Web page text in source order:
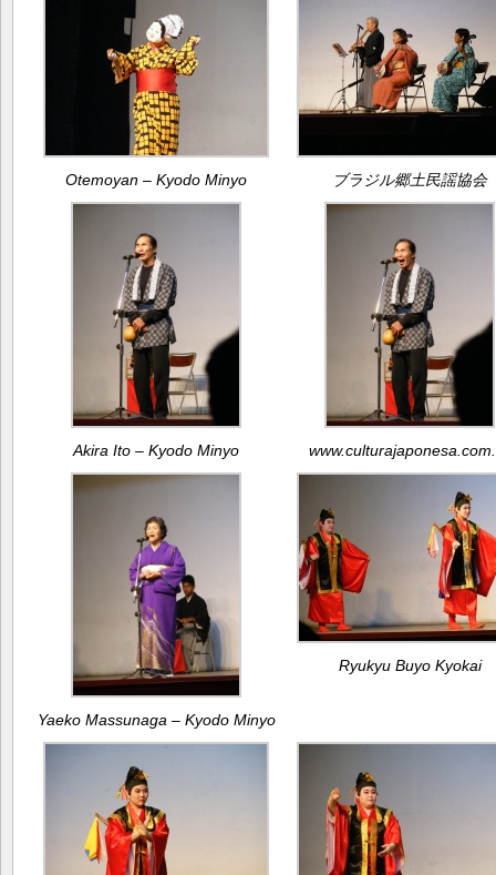
Otemoyan – Kyodo Minyo ブラジル郷土民謡協会
Akira Ito – Kyodo Minyo
Yaeko Massunaga – Kyodo Minyo
Ryukyu Buyo Kyokai